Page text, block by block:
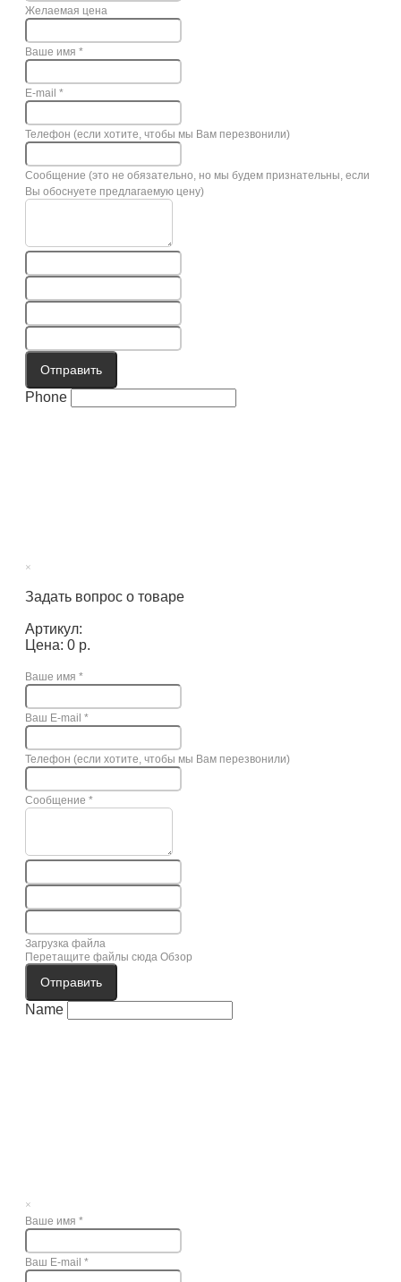
Желаемая цена
Ваше имя *
E-mail *
Телефон (если хотите, чтобы мы Вам перезвонили)
Сообщение (это не обязательно, но мы будем признательны, если
Вы обоснуете предлагаемую цену)
Отправить
Phone
×
Задать вопрос о товаре
Артикул:
Цена: 0 р.
Ваше имя *
Ваш E-mail *
Телефон (если хотите, чтобы мы Вам перезвонили)
Сообщение *
Загрузка файла
Перетащите файлы сюда Обзор
Отправить
Name
×
Ваше имя *
Ваш E-mail *